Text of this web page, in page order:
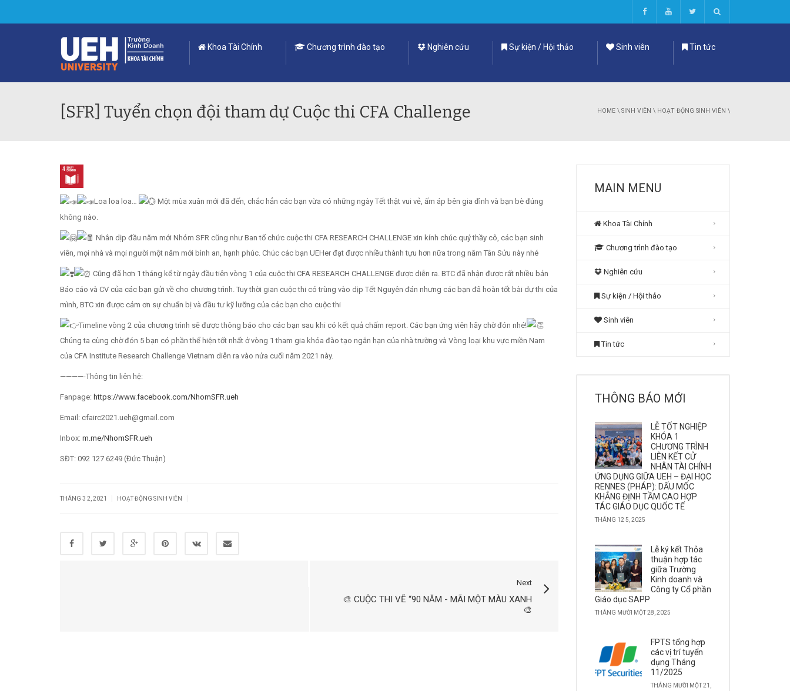
Khoa Tài Chính Chương trình đào tạo Nghiên cứu Sự kiện / Hội thảo Sinh viên Tin tức
[SFR] Tuyển chọn đội tham dự Cuộc thi CFA Challenge HOME \ SINH VIÊN \ HOẠT ĐỘNG SINH VIÊN \
Loa loa loa…
Một mùa xuân mới đã đến, chắc hẳn các bạn vừa có những ngày Tết thật vui vẻ, ấm áp bên gia đình và bạn bè đúng
không nào.
Nhân dịp đầu năm mới Nhóm SFR cũng như Ban tổ chức cuộc thi CFA RESEARCH CHALLENGE xin kính chúc quý thầy cô, các bạn sinh
viên, mọi nhà và mọi người một năm mới bình an, hạnh phúc. Chúc các bạn UEHer đạt được nhiều thành tựu hơn nữa trong năm Tân Sửu này nhé
Cũng đã hơn 1 tháng kể từ ngày đầu tiên vòng 1 của cuộc thi CFA RESEARCH CHALLENGE được diễn ra. BTC đã nhận được rất nhiều bản
Báo cáo và CV của các bạn gửi về cho chương trình. Tuy thời gian cuộc thi có trùng vào dịp Tết Nguyên đán nhưng các bạn đã hoàn tốt bài dự thi của
mình, BTC xin được cảm ơn sự chuẩn bị và đầu tư kỹ lưỡng của các bạn cho cuộc thi
Timeline vòng 2 của chương trình sẽ được thông báo cho các bạn sau khi có kết quả chấm report. Các bạn ứng viên hãy chờ đón nhé!
Chúng ta cùng chờ đón 5 bạn có phần thể hiện tốt nhất ở vòng 1 tham gia khóa đào tạo ngắn hạn của nhà trường và Vòng loại khu vực miền Nam
của CFA Institute Research Challenge Vietnam diễn ra vào nửa cuối năm 2021 này.
————-Thông tin liên hệ:
Fanpage: https://www.facebook.com/NhomSFR.ueh
Email: cfairc2021.ueh@gmail.com
Inbox: m.me/NhomSFR.ueh
SĐT: 092 127 6249 (Đức Thuận)
THÁNG 3 2, 2021 HOẠT ĐỘNG SINH VIÊN
Next
🎨 CUỘC THI VẼ “90 NĂM - MÃI MỘT MÀU XANH
🎨
MAIN MENU
Khoa Tài Chính
Chương trình đào tạo
Nghiên cứu
Sự kiện / Hội thảo
Sinh viên
Tin tức
THÔNG BÁO MỚI
LỄ TỐT NGHIỆP
KHÓA 1
CHƯƠNG TRÌNH
LIÊN KẾT CỬ
NHÂN TÀI CHÍNH
ỨNG DỤNG GIỮA UEH – ĐẠI HỌC
RENNES (PHÁP): DẤU MỐC
KHẲNG ĐỊNH TẦM CAO HỢP
TÁC GIÁO DỤC QUỐC TẾ
THÁNG 12 5, 2025
Lễ ký kết Thỏa
thuận hợp tác
giữa Trường
Kinh doanh và
Công ty Cổ phần
Giáo dục SAPP
THÁNG MƯỜI MỘT 28, 2025
FPTS tổng hợp
các vị trí tuyển
dụng Tháng
11/2025
THÁNG MƯỜI MỘT 21,